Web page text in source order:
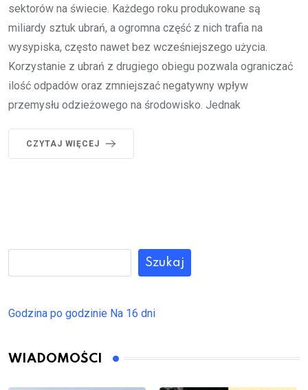
sektorów na świecie. Każdego roku produkowane są
miliardy sztuk ubrań, a ogromna część z nich trafia na
wysypiska, często nawet bez wcześniejszego użycia.
Korzystanie z ubrań z drugiego obiegu pozwala ograniczać
ilość odpadów oraz zmniejszać negatywny wpływ
przemysłu odzieżowego na środowisko. Jednak
CZYTAJ WIĘCEJ
Szukaj
Godzina po godzinie Na 16 dni
WIADOMOŚCI